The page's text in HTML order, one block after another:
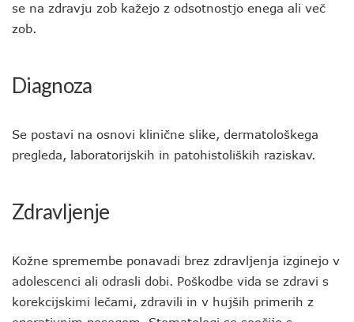
se na zdravju zob kažejo z odsotnostjo enega ali več
zob.
Diagnoza
Se postavi na osnovi klinične slike, dermatološkega
pregleda, laboratorijskih in patohistoliških raziskav.
Zdravljenje
Kožne spremembe ponavadi brez zdravljenja izginejo v
adolescenci ali odrasli dobi. Poškodbe vida se zdravi s
korekcijskimi lečami, zdravili in v hujših primerih z